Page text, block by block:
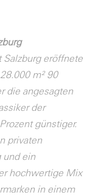
eröffnete
m² 90
die angesagten
der
günstiger.
privaten
und ein
hochwertige Mix
in einem